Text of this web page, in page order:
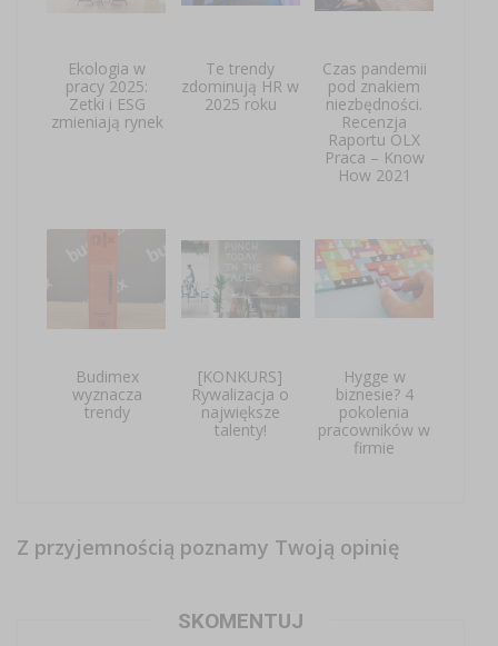
Ekologia w
pracy 2025:
Zetki i ESG
zmieniają rynek
Te trendy
zdominują HR w
2025 roku
Czas pandemii
pod znakiem
niezbędności.
Recenzja
Raportu OLX
Praca – Know
How 2021
Budimex
wyznacza
trendy
[KONKURS]
Rywalizacja o
największe
talenty!
Hygge w
biznesie? 4
pokolenia
pracowników w
firmie
Z przyjemnością poznamy Twoją opinię
SKOMENTUJ